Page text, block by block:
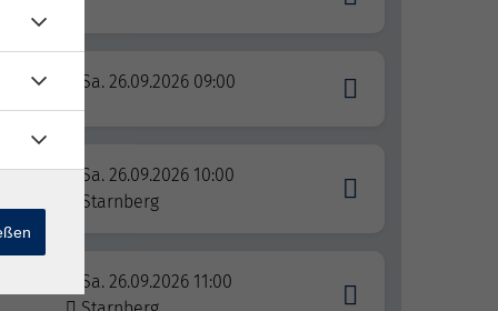
Sa. 26.09.2026 09:00
Sa. 26.09.2026 10:00
Starnberg
Sa. 26.09.2026 11:00